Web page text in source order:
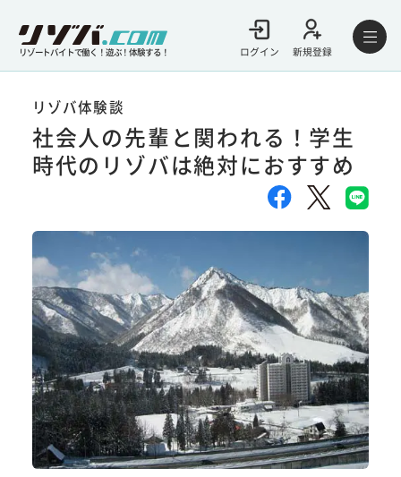
リゾートバイトで働く！遊ぶ！体験する！ ログイン 新規登録
リゾバ体験談
社会人の先輩と関われる！学生
時代のリゾバは絶対におすすめ